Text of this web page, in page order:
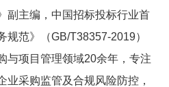
副主编，中国招标投标行业首
范》（GB/T38357-2019）
与项目管理领域20余年，专注
业采购监管及合规风险防控，